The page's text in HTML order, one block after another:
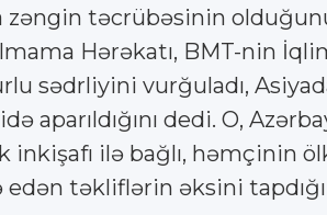
təcrübəsinin
Hərəkatı, BMT-nin
sədrliyini vurğuladı,
aparıldığını dedi. O,
ilə bağlı, həmçinin
təkliflərin əksini